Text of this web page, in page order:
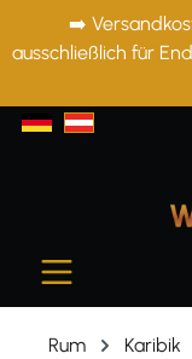
springen
➡️
ausschließlich für
Rum Karibik